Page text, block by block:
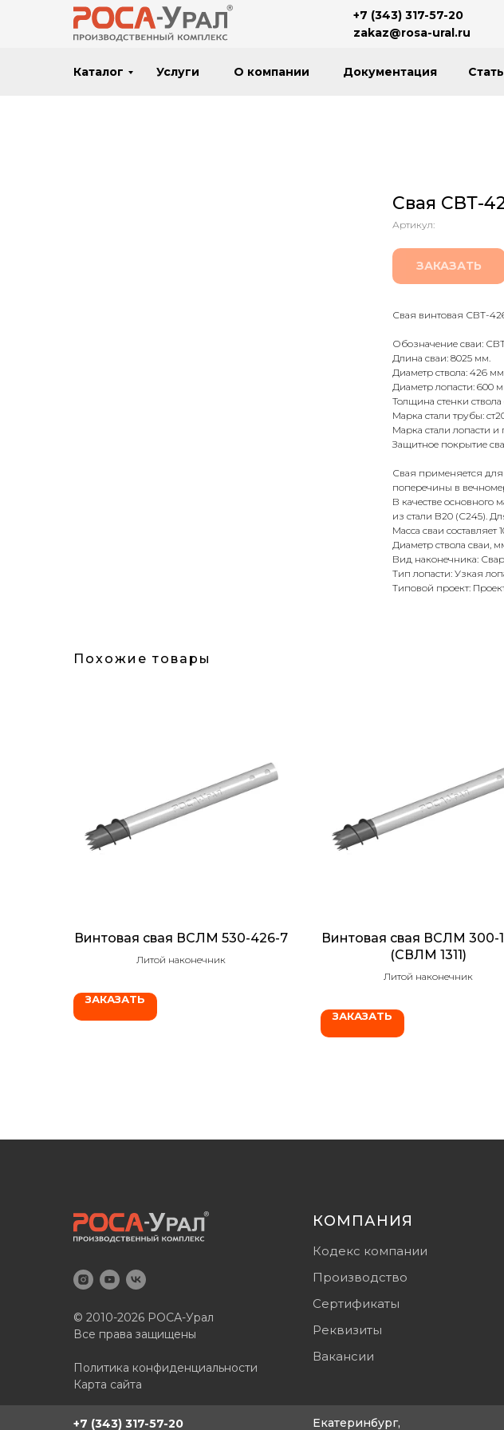
Документация
О компании
Услуги
Каталог
zakaz@rosa-ural.ru
+7 (343) 317-57-20
Свая СВТ-
Артикул:
ЗАКАЗАТЬ
Свая винтовая СВТ-
Обозначение сваи:
Длина сваи: 8025 мм.
Диаметр ствола: 426 мм
Диаметр лопасти: 600
Толщина стенки ствола
Марка стали трубы:
Марка стали лопасти и
Защитное покрытие
Свая применяется для
поперечины в
В качестве основного
из стали B20 (С245).
Масса сваи составляет
Диаметр ствола сваи,
Вид наконечника:
Тип лопасти: Узкая
Типовой проект:
Похожие товары
Винтовая свая ВСЛМ 530-426-7
Литой наконечник
ЗАКАЗАТЬ
Винтовая свая ВСЛМ 300-
(СВЛМ 1311)
Литой наконечник
ЗАКАЗАТЬ
© 2010-2026 РОСА-Урал
Все права защищены
Политика конфиденциальности
Карта сайта
КОМПАНИЯ
Кодекс компании
Производство
Сертификаты
Реквизиты
Вакансии
Екатеринбург,
+7 (343) 317-57-20